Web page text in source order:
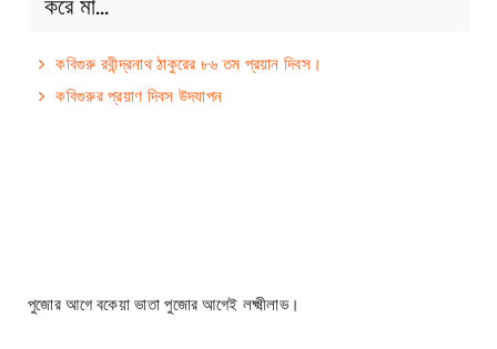
কবিগুরু রবীন্দ্রনাথ ঠাকুরের ৮৬ তম প্রয়ান দিবস।
কবিগুরুর প্রয়াণ দিবস উদযাপন
পুজোর আগে বকেয়া ভাতা পুজোর আগেই লক্ষ্মীলাভ।